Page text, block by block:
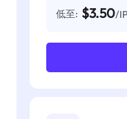
低至: $3.50/IP